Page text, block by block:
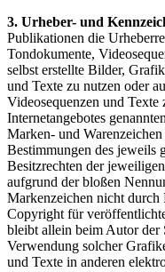
3. Urheber- und
Publikationen die
Tondokumente,
selbst erstellte Bilder,
und Texte zu nutzen oder
Videosequenzen und
Internetangebotes
Marken- und
Bestimmungen des jeweils
Besitzrechten der
aufgrund der bloßen
Markenzeichen nicht durch
Copyright für
bleibt allein beim Autor der
Verwendung solcher
und Texte in anderen